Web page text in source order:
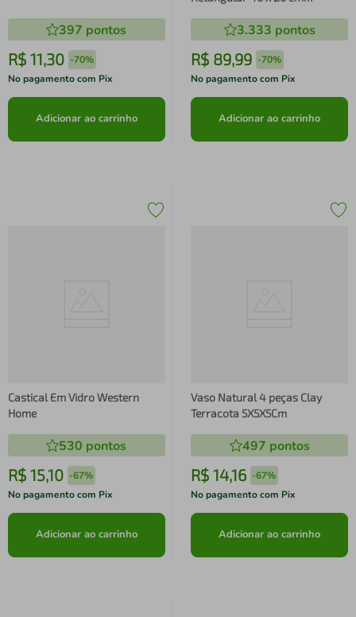
397 pontos
R$ 11,30 -70%
No pagamento com Pix
Adicionar ao carrinho
peças Multimóveis
3.333 pontos
R$ 89,99 -70%
No pagamento com Pix
Adicionar ao carrinho
Castical Em Vidro Western
Home
530 pontos
R$ 15,10 -67%
No pagamento com Pix
Adicionar ao carrinho
Vaso Natural 4 peças Clay
Terracota 5X5X5Cm
497 pontos
R$ 14,16 -67%
No pagamento com Pix
Adicionar ao carrinho